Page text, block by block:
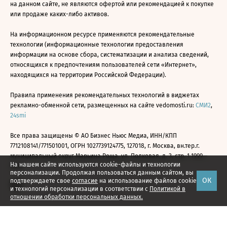
На нашем сайте используются cookie-файлы и технологии
персонализации. Продолжая пользоваться данным сайтом, вы
подтверждаете свое согласие на использование файлов cookie
и технологий персонализации в соответствии с Политикой в
отношении обработки персональных данных.
ОК
на данном сайте, не являются офертой или рекомендацией к покупке
или продаже каких-либо активов.
На информационном ресурсе применяются рекомендательные
технологии (информационные технологии предоставления
информации на основе сбора, систематизации и анализа сведений,
относящихся к предпочтениям пользователей сети «Интернет»,
находящихся на территории Российской Федерации).
Правила применения рекомендательных технологий в виджетах
рекламно-обменной сети, размещенных на сайте vedomosti.ru: СМИ2,
24smi
Все права защищены © АО Бизнес Ньюс Медиа, ИНН/КПП
7712108141/771501001, ОГРН 1027739124775, 127018, г. Москва, вн.тер.г.
муниципальный округ Марьина Роща, ул. Полковая, д. 3, стр. 1 1999—
2026